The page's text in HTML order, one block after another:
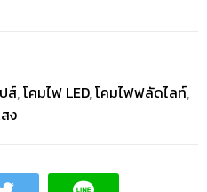
ส์,โคมไฟ LED,โคมไฟฟลัดไลท์,
ง